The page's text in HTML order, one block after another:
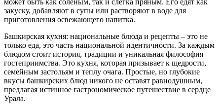
закуску, добавляют в супы или растворяют в воде для
приготовления освежающего напитка.
Башкирская кухня: национальные блюда и рецепты – это не
только еда, это часть национальной идентичности. За каждым
блюдом стоит история, традиции и уникальная философия
гостеприимства. Это кухня, которая призывает к щедрости,
семейным застольям и теплу очага. Простые, но глубокие
вкусы башкирских блюд никого не оставят равнодушным,
предлагая истинное гастрономическое путешествие в сердце
Урала.